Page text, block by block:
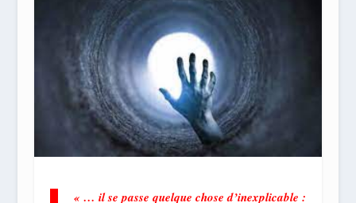
« … il se passe quelque chose d’inexplicable :